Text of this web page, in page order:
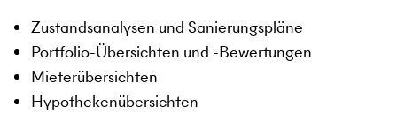
Zustandsanalysen und Sanierungspläne
Portfolio-Übersichten und -Bewertungen
Mieterübersichten
Hypothekenübersichten